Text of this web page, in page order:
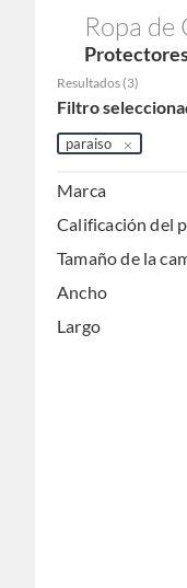
Ropa de
Resultados (3)
Filtro
paraiso
Marca
Calificación del
Tamaño de la
Ancho
Largo